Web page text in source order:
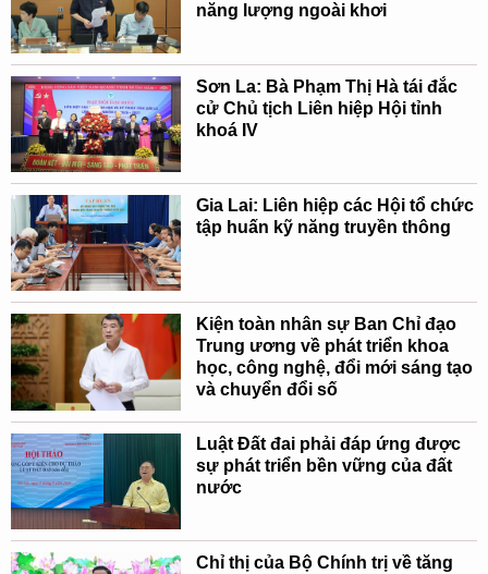
năng lượng ngoài khơi
Sơn La: Bà Phạm Thị Hà tái đắc
cử Chủ tịch Liên hiệp Hội tỉnh
khoá IV
Gia Lai: Liên hiệp các Hội tổ chức
tập huấn kỹ năng truyền thông
Kiện toàn nhân sự Ban Chỉ đạo
Trung ương về phát triển khoa
học, công nghệ, đổi mới sáng tạo
và chuyển đổi số
Luật Đất đai phải đáp ứng được
sự phát triển bền vững của đất
nước
Chỉ thị của Bộ Chính trị về tăng